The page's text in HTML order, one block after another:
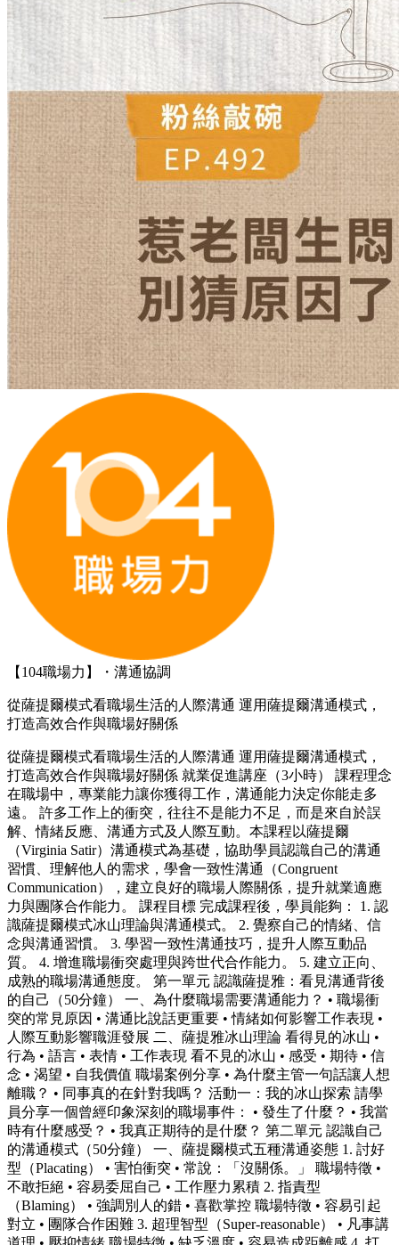
【104職場力】・溝通協調
從薩提爾模式看職場生活的人際溝通 運用薩提爾溝通模式，
打造高效合作與職場好關係
從薩提爾模式看職場生活的人際溝通 運用薩提爾溝通模式，
打造高效合作與職場好關係 就業促進講座（3小時） 課程理念
在職場中，專業能力讓你獲得工作，溝通能力決定你能走多
遠。 許多工作上的衝突，往往不是能力不足，而是來自於誤
解、情緒反應、溝通方式及人際互動。本課程以薩提爾
（Virginia Satir）溝通模式為基礎，協助學員認識自己的溝通
習慣、理解他人的需求，學會一致性溝通（Congruent
Communication），建立良好的職場人際關係，提升就業適應
力與團隊合作能力。 課程目標 完成課程後，學員能夠： 1. 認
識薩提爾模式冰山理論與溝通模式。 2. 覺察自己的情緒、信
念與溝通習慣。 3. 學習一致性溝通技巧，提升人際互動品
質。 4. 增進職場衝突處理與跨世代合作能力。 5. 建立正向、
成熟的職場溝通態度。 第一單元 認識薩提雅：看見溝通背後
的自己（50分鐘） 一、為什麼職場需要溝通能力？ • 職場衝
突的常見原因 • 溝通比說話更重要 • 情緒如何影響工作表現 •
人際互動影響職涯發展 二、薩提雅冰山理論 看得見的冰山 •
行為 • 語言 • 表情 • 工作表現 看不見的冰山 • 感受 • 期待 • 信
念 • 渴望 • 自我價值 職場案例分享 • 為什麼主管一句話讓人想
離職？ • 同事真的在針對我嗎？ 活動一：我的冰山探索 請學
員分享一個曾經印象深刻的職場事件： • 發生了什麼？ • 我當
時有什麼感受？ • 我真正期待的是什麼？ 第二單元 認識自己
的溝通模式（50分鐘） 一、薩提爾模式五種溝通姿態 1. 討好
型（Placating） • 害怕衝突 • 常說：「沒關係。」 職場特徵 •
不敢拒絕 • 容易委屈自己 • 工作壓力累積 2. 指責型
（Blaming） • 強調別人的錯 • 喜歡掌控 職場特徵 • 容易引起
對立 • 團隊合作困難 3. 超理智型（Super-reasonable） • 凡事講